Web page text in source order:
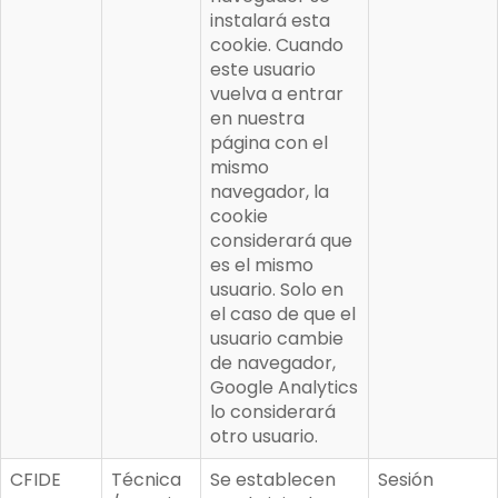
instalará esta
cookie. Cuando
este usuario
vuelva a entrar
en nuestra
página con el
mismo
navegador, la
cookie
considerará que
es el mismo
usuario. Solo en
el caso de que el
usuario cambie
de navegador,
Google Analytics
lo considerará
otro usuario.
CFIDE
Técnica
Se establecen
Sesión